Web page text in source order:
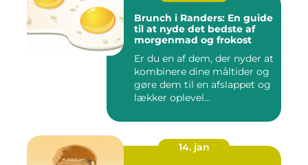
Brunch i Randers: En guide
til at nyde det bedste af
morgenmad og frokost
Er du en af dem, der nyder at
kombinere dine måltider og
gøre dem til en afslappet og
lækker oplevel...
14. jan